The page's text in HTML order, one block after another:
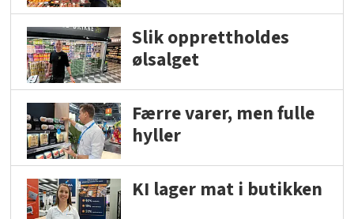
Slik opprettholdes
ølsalget
Færre varer, men fulle
hyller
KI lager mat i butikken